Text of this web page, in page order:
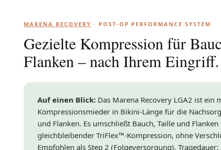
MARENA RECOVERY · POST-OP PERFORMANCE SYSTEM
Gezielte Kompression für
Flanken – nach Ihrem Eingriff.
Auf einen Blick: Das Marena Recovery LGA2 ist ein
Kompressionsmieder in Bikini-Länge für die
und Flanken. Es umschließt Bauch, Taille und
gleichbleibender TriFlex™-Kompression, ohne
Empfohlen als Step 2 (Folgeversorgung).